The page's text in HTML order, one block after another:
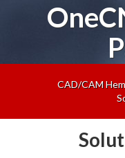
CAD/CAM Hem